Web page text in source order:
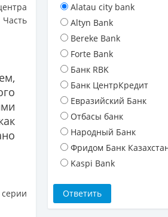
Alatau city bank
Altyn Bank
Bereke Bank
Forte Bank
Банк RBK
Банк ЦентрКредит
Евразийский Банк
Отбасы банк
Народный Банк
Фридом Банк
Kaspi Bank